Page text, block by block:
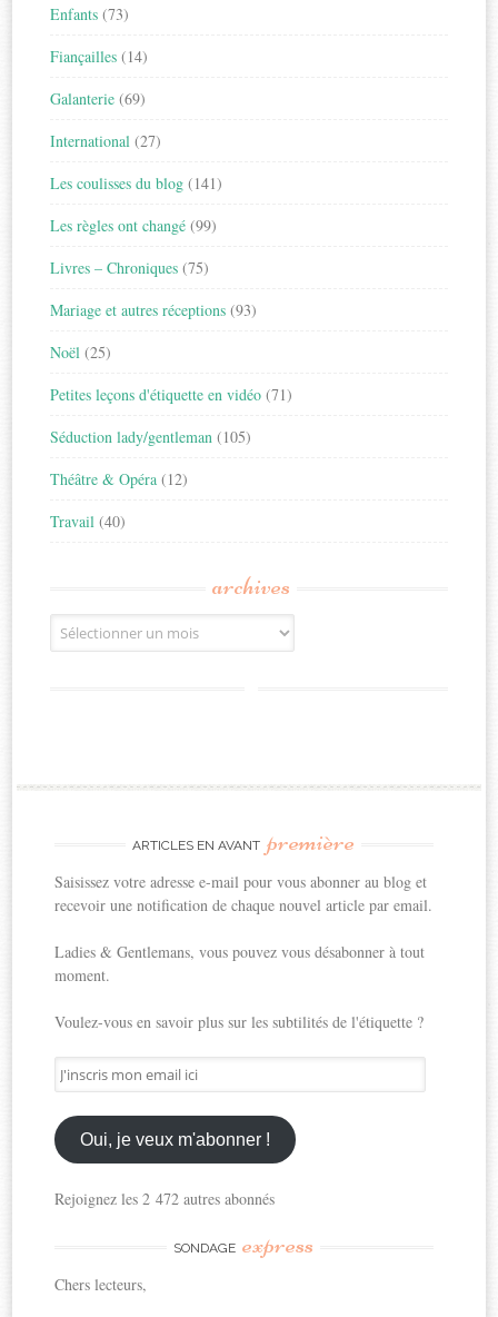
Enfants (73)
Fiançailles (14)
Galanterie (69)
International (27)
Les coulisses du blog (141)
Les règles ont changé (99)
Livres – Chroniques (75)
Mariage et autres réceptions (93)
Noël (25)
Petites leçons d'étiquette en vidéo (71)
Séduction lady/gentleman (105)
Théâtre & Opéra (12)
Travail (40)
archives
Archives
ARTICLES EN AVANT première
Saisissez votre adresse e-mail pour vous abonner au blog et
recevoir une notification de chaque nouvel article par email.
Ladies & Gentlemans, vous pouvez vous désabonner à tout
moment.
Voulez-vous en savoir plus sur les subtilités de l'étiquette ?
J'inscris
mon
email
ici
Oui, je veux m'abonner !
Rejoignez les 2 472 autres abonnés
SONDAGE express
Chers lecteurs,